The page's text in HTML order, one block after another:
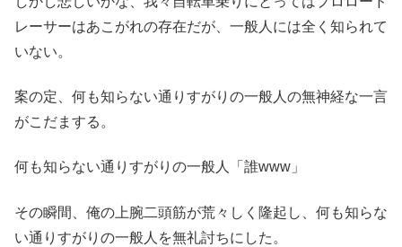
レーサーはあこがれの存在だが、一般人には全く知られて
いない。
案の定、何も知らない通りすがりの一般人の無神経な一言
がこだまする。
何も知らない通りすがりの一般人「誰www」
その瞬間、俺の上腕二頭筋が荒々しく隆起し、何も知らな
い通りすがりの一般人を無礼討ちにした。